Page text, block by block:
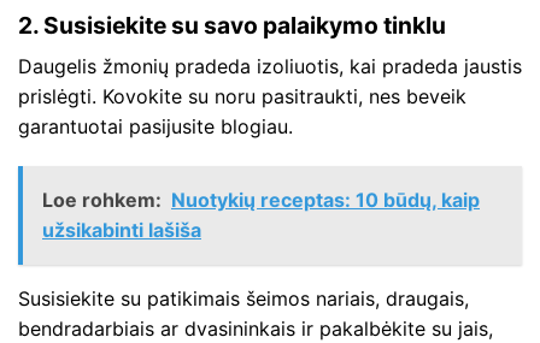
2. Susisiekite su savo palaikymo tinklu
Daugelis žmonių pradeda izoliuotis, kai pradeda jaustis
prislėgti. Kovokite su noru pasitraukti, nes beveik
garantuotai pasijusite blogiau.
Loe rohkem: Nuotykių receptas: 10 būdų, kaip
užsikabinti lašiša
Susisiekite su patikimais šeimos nariais, draugais,
bendradarbiais ar dvasininkais ir pakalbėkite su jais,